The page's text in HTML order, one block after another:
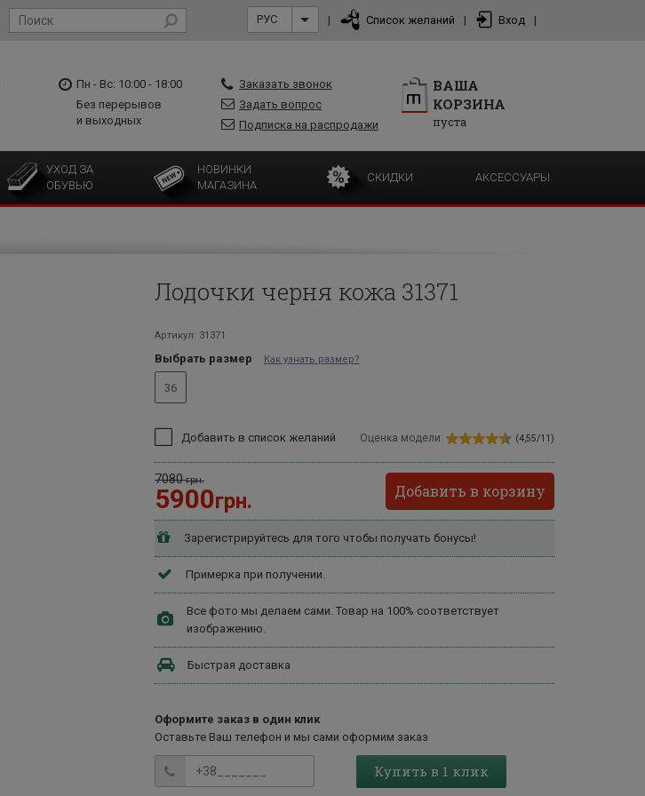
РУС | Список желаний | Вход |
Пн - Вс: 10:00 - 18:00
Без перерывов
и выходных
Заказать звонок
Задать вопрос
Подписка на распродажи
ВАША
КОРЗИНА
пуста
УХОД ЗА
ОБУВЬЮ
НОВИНКИ
МАГАЗИНА
СКИДКИ АКСЕССУАРЫ
Лодочки черня кожа 31371
Артикул: 31371
Выбрать размер Как узнать размер?
36
Добавить в список желаний Оценка модели: (4,55/11)
7080грн.
5900грн. Добавить в корзину
Зарегистрируйтесь для того чтобы получать бонусы!
Примерка при получении.
Все фото мы делаем сами. Товар на 100% соответствует
изображению.
Быстрая доставка
Оформите заказ в один клик
Оставьте Ваш телефон и мы сами оформим заказ
Купить в 1 клик